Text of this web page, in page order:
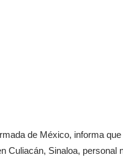
de México, informa
Culiacán, Sinaloa,